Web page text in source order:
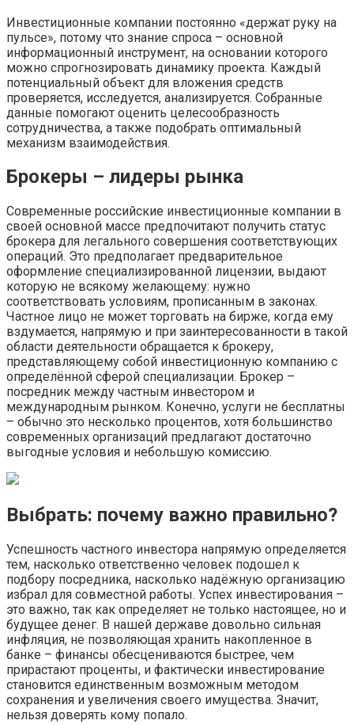
Инвестиционные компании постоянно «держат руку на
пульсе», потому что знание спроса – основной
информационный инструмент, на основании которого
можно спрогнозировать динамику проекта. Каждый
потенциальный объект для вложения средств
проверяется, исследуется, анализируется. Собранные
данные помогают оценить целесообразность
сотрудничества, а также подобрать оптимальный
механизм взаимодействия.
Брокеры – лидеры рынка
Современные российские инвестиционные компании в
своей основной массе предпочитают получить статус
брокера для легального совершения соответствующих
операций. Это предполагает предварительное
оформление специализированной лицензии, выдают
которую не всякому желающему: нужно
соответствовать условиям, прописанным в законах.
Частное лицо не может торговать на бирже, когда ему
вздумается, напрямую и при заинтересованности в такой
области деятельности обращается к брокеру,
представляющему собой инвестиционную компанию с
определённой сферой специализации. Брокер –
посредник между частным инвестором и
международным рынком. Конечно, услуги не бесплатны
– обычно это несколько процентов, хотя большинство
современных организаций предлагают достаточно
выгодные условия и небольшую комиссию.
Выбрать: почему важно правильно?
Успешность частного инвестора напрямую определяется
тем, насколько ответственно человек подошел к
подбору посредника, насколько надёжную организацию
избрал для совместной работы. Успех инвестирования –
это важно, так как определяет не только настоящее, но и
будущее денег. В нашей державе довольно сильная
инфляция, не позволяющая хранить накопленное в
банке – финансы обесцениваются быстрее, чем
прирастают проценты, и фактически инвестирование
становится единственным возможным методом
сохранения и увеличения своего имущества. Значит,
нельзя доверять кому попало.